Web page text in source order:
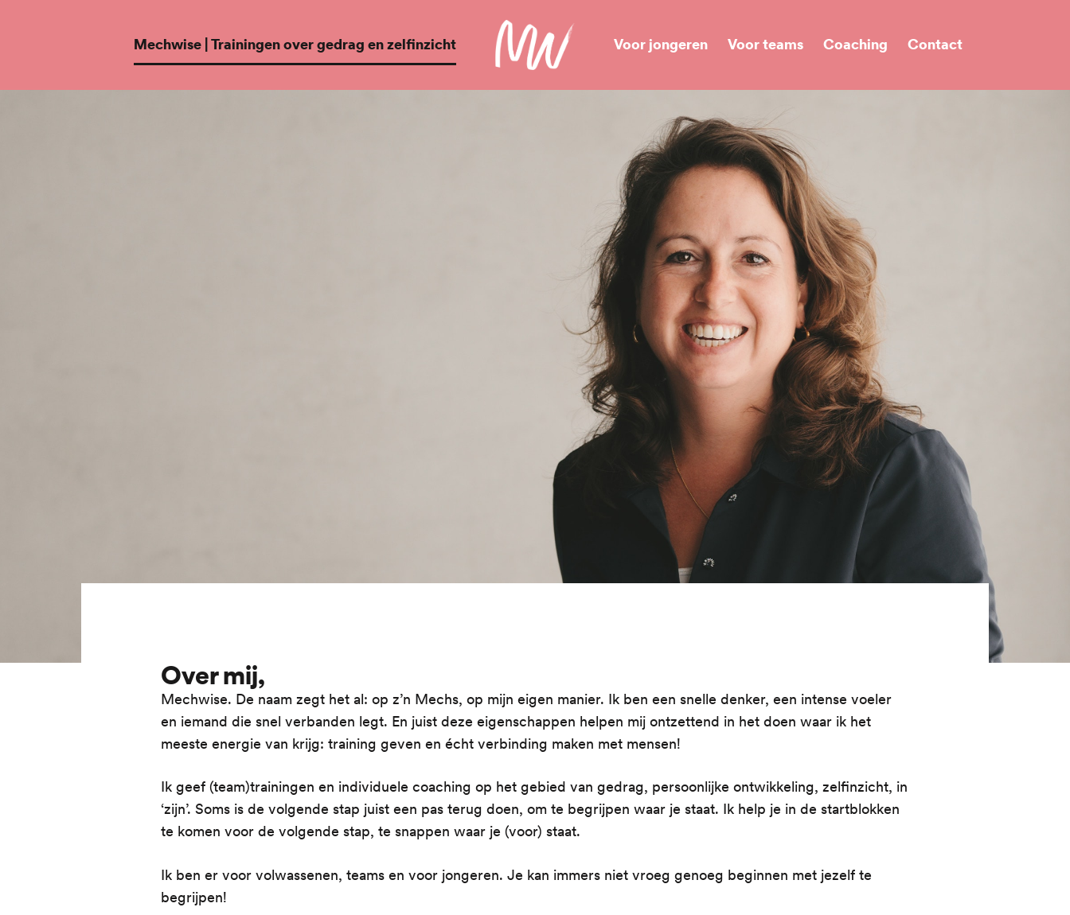
Mechwise | Trainingen over gedrag en zelfinzicht Voor jongeren Voor teams Coaching Contact
Over mij,
Mechwise. De naam zegt het al: op z’n Mechs, op mijn eigen manier. Ik ben een snelle denker, een intense voeler
en iemand die snel verbanden legt. En juist deze eigenschappen helpen mij ontzettend in het doen waar ik het
meeste energie van krijg: training geven en écht verbinding maken met mensen!
Ik geef (team)trainingen en individuele coaching op het gebied van gedrag, persoonlijke ontwikkeling, zelfinzicht, in
‘zijn’. Soms is de volgende stap juist een pas terug doen, om te begrijpen waar je staat. Ik help je in de startblokken
te komen voor de volgende stap, te snappen waar je (voor) staat.
Ik ben er voor volwassenen, teams en voor jongeren. Je kan immers niet vroeg genoeg beginnen met jezelf te
begrijpen!